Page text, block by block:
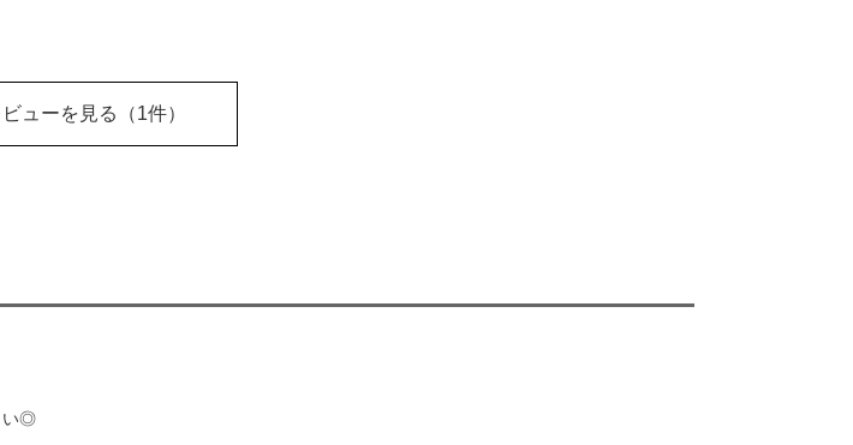
ューを見る （1件）
い◎